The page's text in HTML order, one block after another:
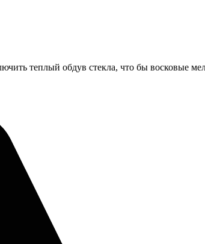
теплый обдув стекла, что бы восковые